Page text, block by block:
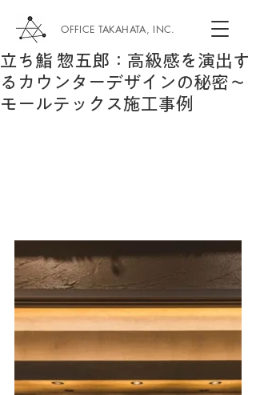
OFFICE TAKAHATA, INC.
立ち鮨 惣五郎：高級感を演出す
るカウンターデザインの秘密～
モールテックス施工事例